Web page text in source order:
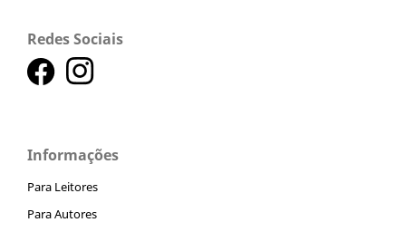
Redes Sociais
Informações
Para Leitores
Para Autores